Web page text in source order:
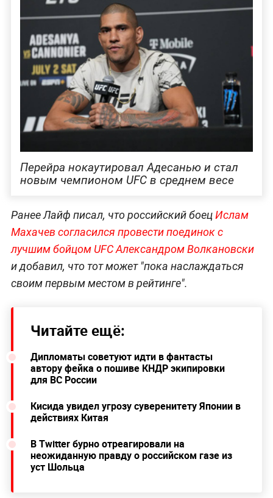
Перейра нокаутировал Адесанью и стал
новым чемпионом UFC в среднем весе
Ранее Лайф писал, что российский боецИслам
Махачев согласился провести поединок с
лучшим бойцом UFC Александром Волкановски
и добавил, что тот может "пока наслаждаться
своим первым местом в рейтинге".
Читайте ещё:
Дипломаты советуют идти в фантасты
автору фейка о пошиве КНДР экипировки
для ВС России
Кисида увидел угрозу суверенитету Японии в
действиях Китая
В Twitter бурно отреагировали на
неожиданную правду о российском газе из
уст Шольца